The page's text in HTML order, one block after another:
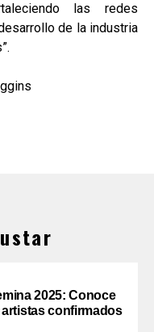
las redes
de la industria
2025: Conoce
confirmados